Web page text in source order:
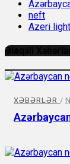
neft
Azeri light
Əlaqəli Xəbərlər
XƏBƏRLƏR /